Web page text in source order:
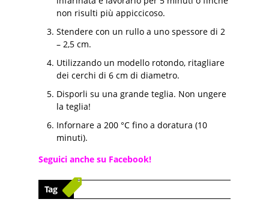
non risulti più appiccicoso.
Stendere con un rullo a uno spessore di 2
– 2,5 cm.
Utilizzando un modello rotondo, ritagliare
dei cerchi di 6 cm di diametro.
Disporli su una grande teglia. Non ungere
la teglia!
Infornare a 200 °C fino a doratura (10
minuti).
Seguici anche su Facebook!
Tag